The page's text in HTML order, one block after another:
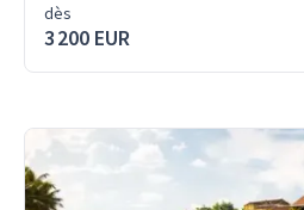
dès
3 200 EUR